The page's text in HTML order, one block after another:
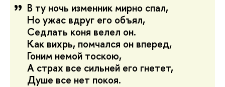
В ту ночь изменник мирно спал,
Но ужас вдруг его объял,
Седлать коня велел он.
Как вихрь, помчался он вперед,
Гоним немой тоскою,
А страх все сильней его гнетет,
Душе все нет покоя.